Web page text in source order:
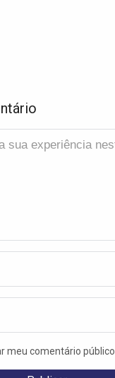
meu comentário público